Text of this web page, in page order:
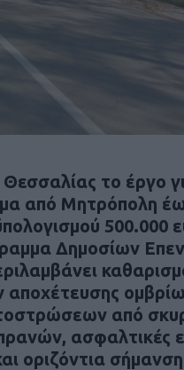
το έργο
από Μητρόπολη
500.000
Δημοσίων
από
ασφαλτικές
οριζόντια